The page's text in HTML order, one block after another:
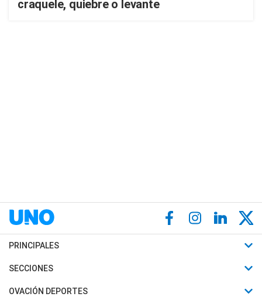
craquele, quiebre o levante
PRINCIPALES
Últimas Noticias
Política
SECCIONES
Horóscopo
OVACIÓN DEPORTES